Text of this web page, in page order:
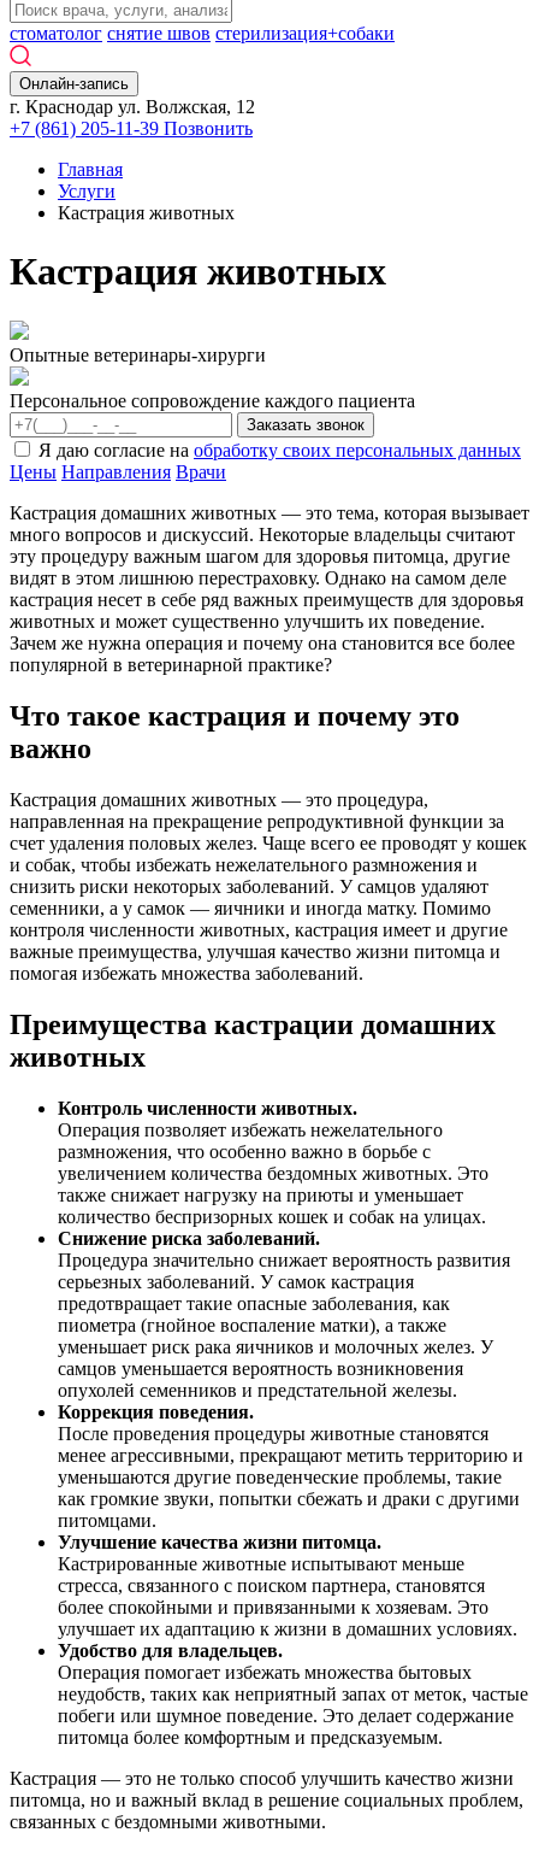
стоматолог снятие швов стерилизация+собаки
Онлайн-запись
г. Краснодар ул. Волжская, 12
+7 (861) 205-11-39 Позвонить
Главная
Услуги
Кастрация животных
Кастрация животных
Опытные ветеринары-хирурги
Персональное сопровождение каждого пациента
Я даю согласие на обработку своих персональных данных
Цены Направления Врачи
Кастрация домашних животных — это тема, которая вызывает
много вопросов и дискуссий. Некоторые владельцы считают
эту процедуру важным шагом для здоровья питомца, другие
видят в этом лишнюю перестраховку. Однако на самом деле
кастрация несет в себе ряд важных преимуществ для здоровья
животных и может существенно улучшить их поведение.
Зачем же нужна операция и почему она становится все более
популярной в ветеринарной практике?
Что такое кастрация и почему это
важно
Кастрация домашних животных — это процедура,
направленная на прекращение репродуктивной функции за
счет удаления половых желез. Чаще всего ее проводят у кошек
и собак, чтобы избежать нежелательного размножения и
снизить риски некоторых заболеваний. У самцов удаляют
семенники, а у самок — яичники и иногда матку. Помимо
контроля численности животных, кастрация имеет и другие
важные преимущества, улучшая качество жизни питомца и
помогая избежать множества заболеваний.
Преимущества кастрации домашних
животных
Контроль численности животных.
Операция позволяет избежать нежелательного
размножения, что особенно важно в борьбе с
увеличением количества бездомных животных. Это
также снижает нагрузку на приюты и уменьшает
количество беспризорных кошек и собак на улицах.
Снижение риска заболеваний.
Процедура значительно снижает вероятность развития
серьезных заболеваний. У самок кастрация
предотвращает такие опасные заболевания, как
пиометра (гнойное воспаление матки), а также
уменьшает риск рака яичников и молочных желез. У
самцов уменьшается вероятность возникновения
опухолей семенников и предстательной железы.
Коррекция поведения.
После проведения процедуры животные становятся
менее агрессивными, прекращают метить территорию и
уменьшаются другие поведенческие проблемы, такие
как громкие звуки, попытки сбежать и драки с другими
питомцами.
Улучшение качества жизни питомца.
Кастрированные животные испытывают меньше
стресса, связанного с поиском партнера, становятся
более спокойными и привязанными к хозяевам. Это
улучшает их адаптацию к жизни в домашних условиях.
Удобство для владельцев.
Операция помогает избежать множества бытовых
неудобств, таких как неприятный запах от меток, частые
побеги или шумное поведение. Это делает содержание
питомца более комфортным и предсказуемым.
Кастрация — это не только способ улучшить качество жизни
питомца, но и важный вклад в решение социальных проблем,
связанных с бездомными животными.